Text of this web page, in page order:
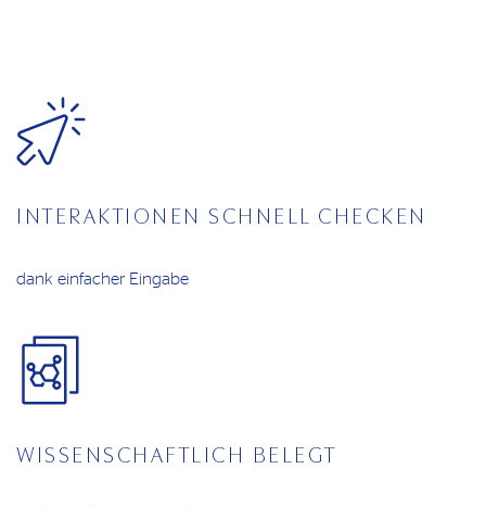
Nutzungsbedingungen gelesen und akzeptiere sie.
INTERAKTIONEN SCHNELL CHECKEN
dank einfacher Eingabe
WISSENSCHAFTLICH BELEGT